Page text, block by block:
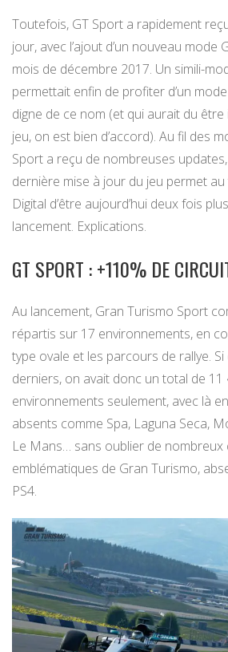
Toutefois, GT Sport a rapidement
jour, avec l’ajout d’un nouveau mode
mois de décembre 2017. Un simili-
permettait enfin de profiter d’un
digne de ce nom (et qui aurait du
jeu, on est bien d’accord). Au fil des
Sport a reçu de nombreuses
dernière mise à jour du jeu permet
Digital d’être aujourd’hui deux fois
lancement. Explications.
GT SPORT : +110% DE
Au lancement, Gran Turismo Sport
répartis sur 17 environnements, en
type ovale et les parcours de rallye.
derniers, on avait donc un total de 11
environnements seulement, avec là
absents comme Spa, Laguna Seca,
Le Mans… sans oublier de nombreux
emblématiques de Gran Turismo,
PS4.